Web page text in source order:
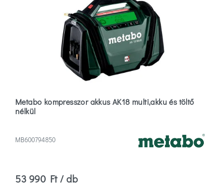
Metabo kompresszor akkus AK18 multi,akku és töltő
nélkül
MB600794850
53 990 Ft / db